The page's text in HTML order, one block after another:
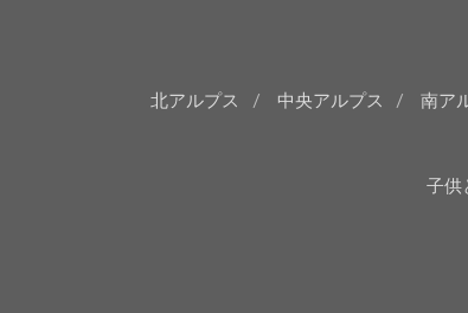
北アルプス
中央アルプス 南ア
子供